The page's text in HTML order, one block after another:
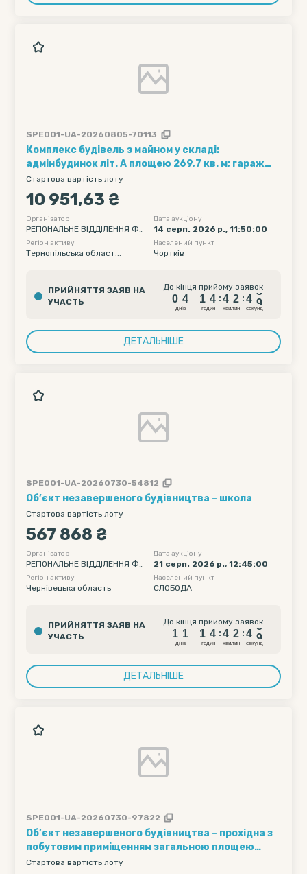
SPE001-UA-20260805-70113
Комплекс будівель з майном у складі:
адмінбудинок літ. А площею 269,7 кв. м; гараж
літ. Б площею 98,1 кв. м; сарай літ. В площею 22,8
кв. м та рухоме майно (51 інвентарна одиниця), за
адресою: Тернопільська обл., Чортківський р-н,
м. Чортків, вул. Копичинецька, 7
Стартова вартість лоту
10 951,63 ₴
Організатор
РЕГІОНАЛЬНЕ ВІДДІЛЕННЯ ФО
НДУ ДЕРЖАВНОГО МАЙНА УК
РАЇНИ ПО ІВАНО-ФРАНКІВСЬКІ
Дата аукціону
14 серп. 2026 р., 11:50:00
Регіон активу
Тернопільська област...
Населений пункт
Чортків
ПРИЙНЯТТЯ ЗАЯВ НА
УЧАСТЬ
До кінця прийому заявок
0
0
4
4
днiв
1
1
4
4
годин
:
4
4
2
2
хвилин
:
4
4
8
8
секунд
ДЕТАЛЬНІШЕ
SPE001-UA-20260730-54812
Об’єкт незавершеного будівництва – школа
Стартова вартість лоту
567 868 ₴
Організатор
РЕГІОНАЛЬНЕ ВІДДІЛЕННЯ ФО
НДУ ДЕРЖАВНОГО МАЙНА УК
РАЇНИ ПО ІВАНО-ФРАНКІВСЬКІ
Дата аукціону
21 серп. 2026 р., 12:45:00
Регіон активу
Чернівецька область
Населений пункт
СЛОБОДА
ПРИЙНЯТТЯ ЗАЯВ НА
УЧАСТЬ
До кінця прийому заявок
1
1
1
1
днiв
1
1
4
4
годин
:
4
4
2
2
хвилин
:
4
4
8
8
секунд
ДЕТАЛЬНІШЕ
SPE001-UA-20260730-97822
Об’єкт незавершеного будівництва – прохідна з
побутовим приміщенням загальною площею
43,66 м. кв за адресою: Івано-Франківська обл.,
Стартова вартість лоту